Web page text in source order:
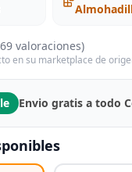
valoraciones)
en su marketplace de
Envio gratis a todo